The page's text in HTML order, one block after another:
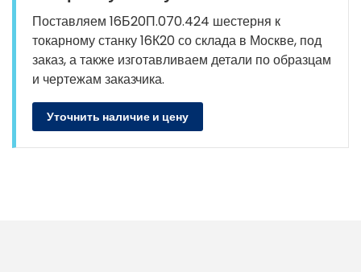
Поставляем 16Б20П.070.424 шестерня к
токарному станку 16К20 со склада в Москве, под
заказ, а также изготавливаем детали по образцам
и чертежам заказчика.
Уточнить наличие и цену